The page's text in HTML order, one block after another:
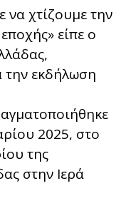
να χτίζουμε την
είπε ο
την εκδήλωση
2025, στο
της
στην Ιερά